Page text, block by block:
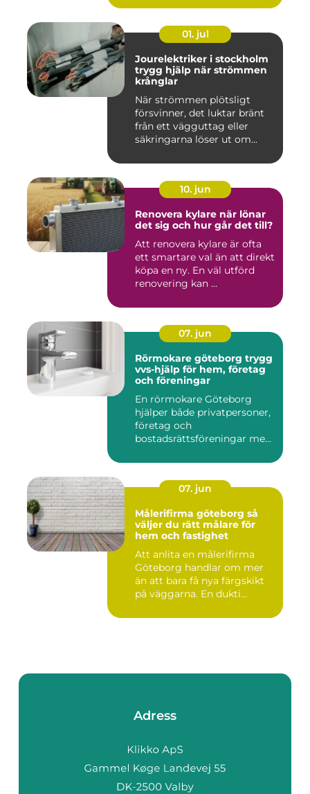
01. jul
Jourelektriker i stockholm
trygg hjälp när strömmen
krånglar
När strömmen plötsligt
försvinner, det luktar bränt
från ett vägguttag eller
säkringarna löser ut om...
10. jun
Renovera kylare när lönar
det sig och hur går det till?
Att renovera kylare är ofta
ett smartare val än att direkt
köpa en ny. En väl utförd
renovering kan ...
07. jun
Rörmokare göteborg trygg
vvs-hjälp för hem, företag
och föreningar
En rörmokare Göteborg
hjälper både privatpersoner,
företag och
bostadsrättsföreningar med
07. jun
Målerifirma göteborg så
väljer du rätt målare för
hem och fastighet
Att anlita en målerifirma
Göteborg handlar om mer
än att bara få nya färgskikt
på väggarna. En dukti...
Adress